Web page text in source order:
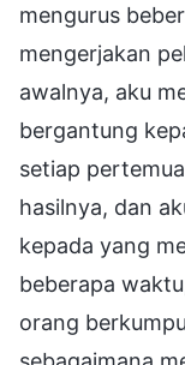
mengurus
mengerjakan
awalnya, aku
bergantung
setiap
hasilnya, dan
kepada yang
beberapa
orang